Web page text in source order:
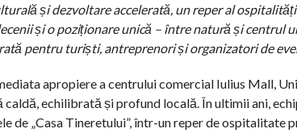
și dezvoltare accelerată, un reper al
și o poziționare unică – între natură și centrul
pentru turiști, antreprenori și organizatori de
apropiere a centrului comercial Iulius Mall,
echilibrată și profund locală. În ultimii ani,
de „Casa Tineretului”, într-un reper de